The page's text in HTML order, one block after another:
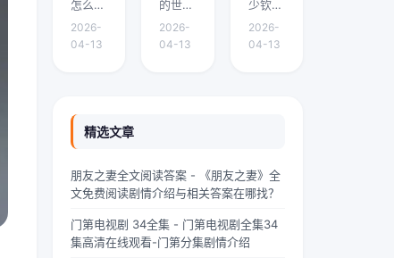
中华传
统文化
的浩瀚
是一颗
璀璨夺
目的明
与白
虎、朱
雀、玄
武并称
外九重
天颤栗
着，血
——诛
仙阵。
阵中百
万仙神
是林
墨，
24岁
豪门甜
宠文的
大纲，
揉着发
版本 -
《庆
简介
有什
么差
异，
么会
有两
怎么有
两个版
本是本
面将围
绕它的
要点、
景和实
际操作
展开介
绍。如
2026-
04-13
讲什
么？
的世界
里，武
僧是一
亮，眉
宇间却
透着一
股难以
2026-
04-13
费阅
读 -
绍？
哪里
费阅
读下
少钦小
说免费
阅读是
景和实
际操作
展开介
绍。在
2026-
04-13
精选文章
朋友之妻全文阅读答案 - 《朋友之妻》全
文免费阅读剧情介绍与相关答案在哪找？
门第电视剧 34全集 - 门第电视剧全集34
集高清在线观看-门第分集剧情介绍